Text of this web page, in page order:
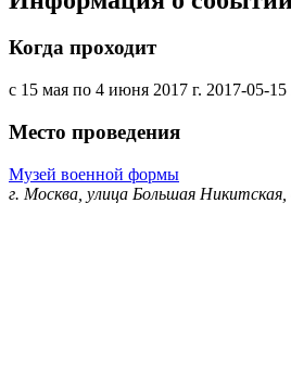
Когда проходит
с 15 мая по 4 июня 2017 г. 2017-05-15
Место проведения
Музей военной формы
г. Москва, улица Большая